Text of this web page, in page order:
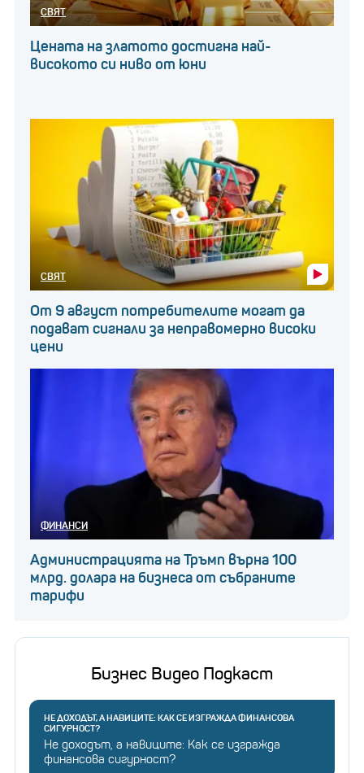
СВЯТ
Цената на златото достигна най-
високото си ниво от юни
СВЯТ
От 9 август потребителите могат да
подават сигнали за неправомерно високи
цени
ФИНАНСИ
Администрацията на Тръмп върна 100
млрд. долара на бизнеса от събраните
тарифи
Бизнес Видео Подкаст
НЕ ДОХОДЪТ, А НАВИЦИТЕ: КАК СЕ ИЗГРАЖДА ФИНАНСОВА
СИГУРНОСТ?
Не доходът, а навиците: Как се изгражда
финансова сигурност?